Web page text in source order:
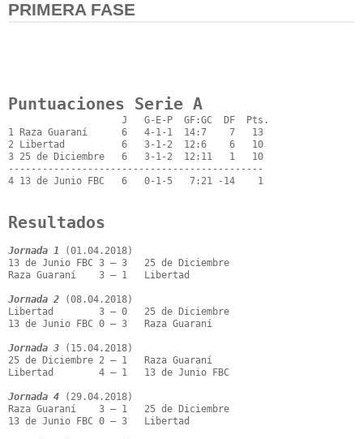
PRIMERA FASE
Puntuaciones Serie A
                    J   G-E-P  GF:GC  DF  Pts.
1 Raza Guaraní      6   4-1-1  14:7    7   13
2 Libertad          6   3-1-2  12:6    6   10
3 25 de Diciembre   6   3-1-2  12:11   1   10
---------------------------------------------
4 13 de Junio FBC   6   0-1-5   7:21 -14    1
Resultados
Jornada 1 (01.04.2018)
13 de Junio FBC 3 – 3   25 de Diciembre
Raza Guaraní    3 – 1   Libertad
Jornada 2 (08.04.2018)
Libertad        3 – 0   25 de Diciembre
13 de Junio FBC 0 – 3   Raza Guaraní
Jornada 3 (15.04.2018)
25 de Diciembre 2 – 1   Raza Guaraní
Libertad        4 – 1   13 de Junio FBC
Jornada 4 (29.04.2018)
Raza Guaraní    3 – 1   25 de Diciembre
13 de Junio FBC 0 – 3   Libertad